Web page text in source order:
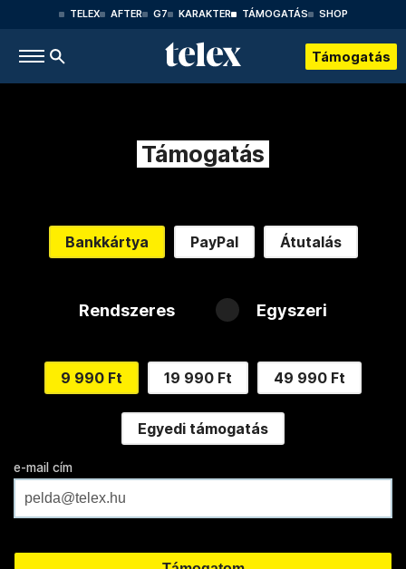
TELEX AFTER G7 KARAKTER TÁMOGATÁS SHOP
Támogatás
Támogatás
Bankkártya PayPal Átutalás
Rendszeres Egyszeri
9 990 Ft 19 990 Ft 49 990 Ft
Egyedi támogatás
e-mail cím